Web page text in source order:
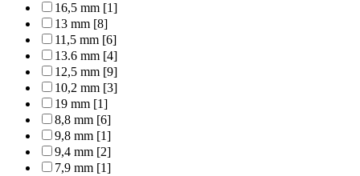
16,5 mm [1]
13 mm [8]
11,5 mm [6]
13.6 mm [4]
12,5 mm [9]
10,2 mm [3]
19 mm [1]
8,8 mm [6]
9,8 mm [1]
9,4 mm [2]
7,9 mm [1]